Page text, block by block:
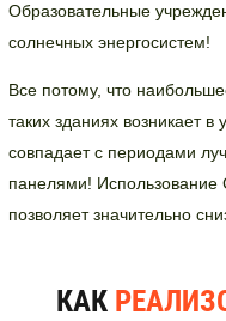
Образовательные
солнечных энергосистем!
Все потому, что
таких зданиях возникает
совпадает с периодами
панелями! Использование
позволяет значительно
КАК